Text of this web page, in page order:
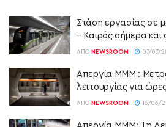
Στάση εργασίας σε
– Καιρός σήμερα και
ΑΠΌ NEWSROOM 07/07/
Απεργία ΜΜΜ :
λειτουργίας για
ΑΠΌ NEWSROOM 16/06/